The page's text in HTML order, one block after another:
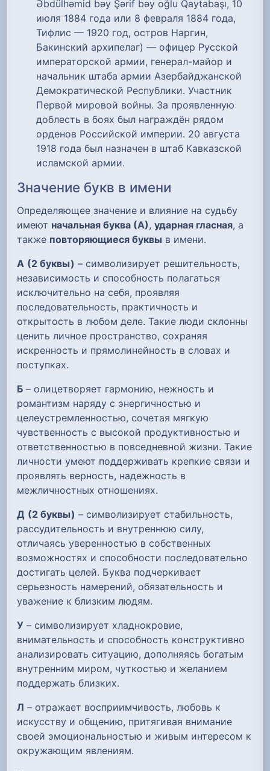
Əbdülhəmid bəy Şərif bəy oğlu Qaytabaşı, 10
июля 1884 года или 8 февраля 1884 года,
Тифлис — 1920 год, остров Наргин,
Бакинский архипелаг) — офицер Русской
императорской армии, генерал-майор и
начальник штаба армии Азербайджанской
Демократической Республики. Участник
Первой мировой войны. За проявленную
доблесть в боях был награждён рядом
орденов Российской империи. 20 августа
1918 года был назначен в штаб Кавказской
исламской армии.
Значение букв в имени
Определяющее значение и влияние на судьбу
имеют начальная буква (А), ударная гласная, а
также повторяющиеся буквы в имени.
А (2 буквы) – символизирует решительность,
независимость и способность полагаться
исключительно на себя, проявляя
последовательность, практичность и
открытость в любом деле. Такие люди склонны
ценить личное пространство, сохраняя
искренность и прямолинейность в словах и
поступках.
Б – олицетворяет гармонию, нежность и
романтизм наряду с энергичностью и
целеустремленностью, сочетая мягкую
чувственность с высокой продуктивностью и
ответственностью в повседневной жизни. Такие
личности умеют поддерживать крепкие связи и
проявлять верность, надежность в
межличностных отношениях.
Д (2 буквы) – символизирует стабильность,
рассудительность и внутреннюю силу,
отличаясь уверенностью в собственных
возможностях и способности последовательно
достигать целей. Буква подчеркивает
серьезность намерений, обязательность и
уважение к близким людям.
У – символизирует хладнокровие,
внимательность и способность конструктивно
анализировать ситуацию, дополняясь богатым
внутренним миром, чуткостью и желанием
поддержать близких.
Л – отражает восприимчивость, любовь к
искусству и общению, притягивая внимание
своей эмоциональностью и живым интересом к
окружающим явлениям.